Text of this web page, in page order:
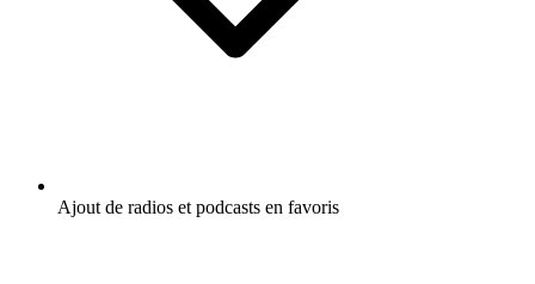
Ajout de radios et podcasts en favoris